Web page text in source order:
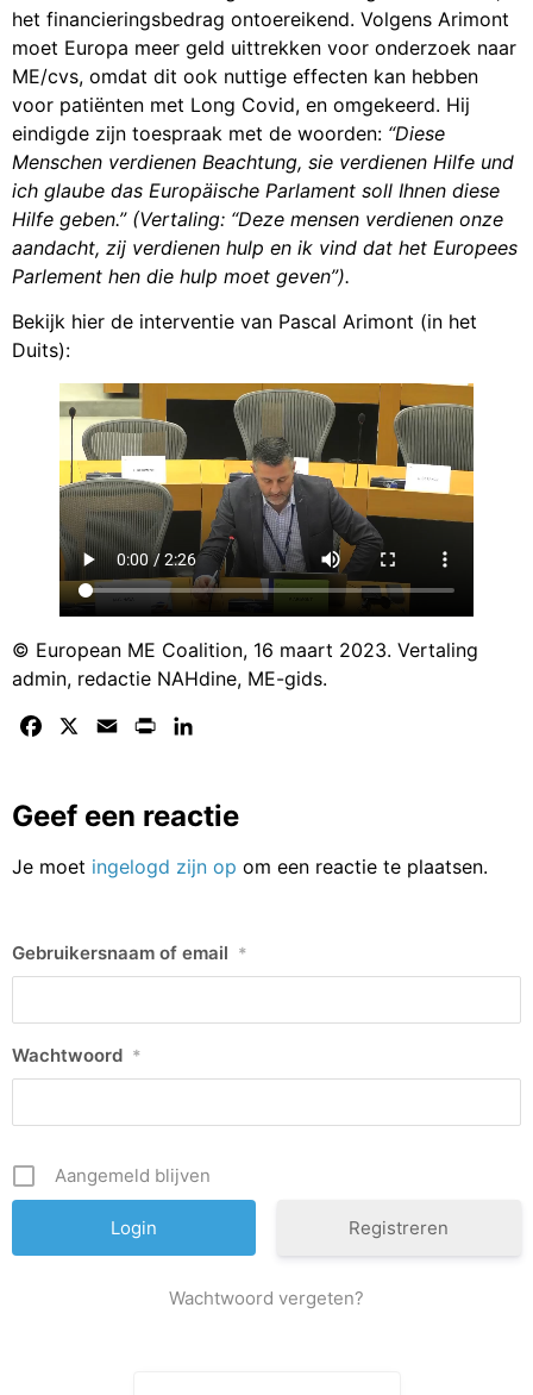
het financieringsbedrag ontoereikend. Volgens Arimont
moet Europa meer geld uittrekken voor onderzoek naar
ME/cvs, omdat dit ook nuttige effecten kan hebben
voor patiënten met Long Covid, en omgekeerd. Hij
eindigde zijn toespraak met de woorden: “Diese
Menschen verdienen Beachtung, sie verdienen Hilfe und
ich glaube das Europäische Parlament soll Ihnen diese
Hilfe geben.” (Vertaling: “Deze mensen verdienen onze
aandacht, zij verdienen hulp en ik vind dat het Europees
Parlement hen die hulp moet geven”).
Bekijk hier de interventie van Pascal Arimont (in het
Duits):
© European ME Coalition, 16 maart 2023. Vertaling
admin, redactie NAHdine, ME-gids.
Facebook Email Print
Geef een reactie
Je moet ingelogd zijn op om een reactie te plaatsen.
Gebruikersnaam of email *
Wachtwoord *
Aangemeld blijven
Registreren
Wachtwoord vergeten?